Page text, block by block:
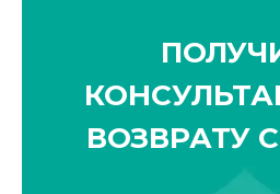
ВОЗВРАТУ